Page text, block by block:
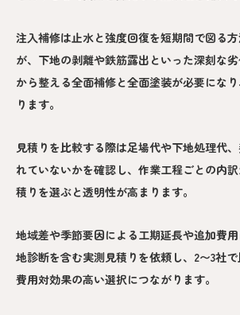
注入補修は止水と強度回復を短期間で図る
が、下地の剥離や鉄筋露出といった深刻な
から整える全面補修と全面塗装が必要にな
ります。
見積りを比較する際は足場代や下地処理代
れていないかを確認し、作業工程ごとの内
積りを選ぶと透明性が高まります。
地域差や季節要因による工期延長や追加費
地診断を含む実測見積りを依頼し、2〜3社
費用対効果の高い選択につながります。